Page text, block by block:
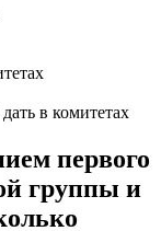
в комитетах
первого
группы и